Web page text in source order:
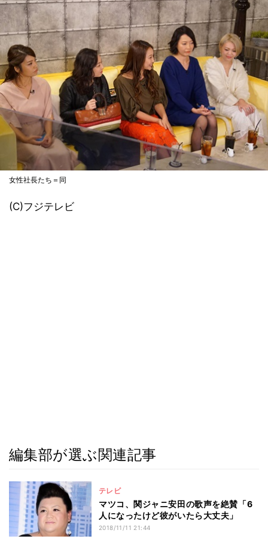
女性社長たち＝同
(C)フジテレビ
編集部が選ぶ関連記事
テレビ
マツコ、関ジャニ安田の歌声を絶賛「6
人になったけど彼がいたら大丈夫」
2018/11/11 21:44